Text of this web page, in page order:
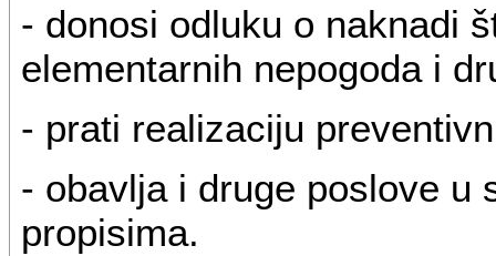
- donosi odluku o naknadi
elementarnih nepogoda i
- prati realizaciju
- obavlja i druge poslove u
propisima.